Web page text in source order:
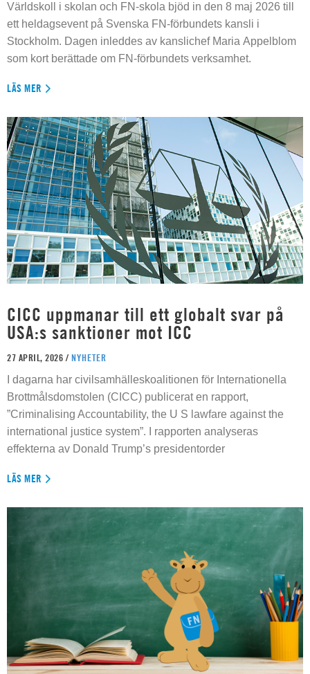
Världskoll i skolan och FN-skola bjöd in den 8 maj 2026 till
ett heldagsevent på Svenska FN-förbundets kansli i
Stockholm. Dagen inleddes av kanslichef Maria Appelblom
som kort berättade om FN-förbundets verksamhet.
LÄS MER
CICC uppmanar till ett globalt svar på
USA:s sanktioner mot ICC
27 APRIL, 2026 / NYHETER
I dagarna har civilsamhälleskoalitionen för Internationella
Brottmålsdomstolen (CICC) publicerat en rapport,
”Criminalising Accountability, the U S lawfare against the
international justice system”. I rapporten analyseras
effekterna av Donald Trump’s presidentorder
LÄS MER